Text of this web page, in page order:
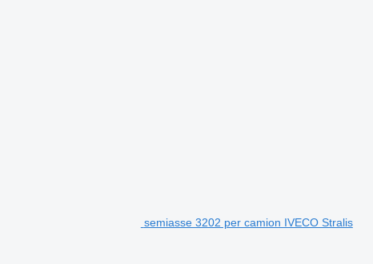
semiasse 3202 per camion IVECO Stralis